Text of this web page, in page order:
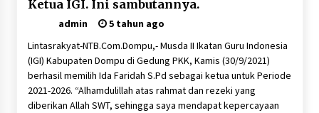
Ketua IGI. Ini sambutannya.
admin
5 tahun ago
Lintasrakyat-NTB.Com.Dompu,- Musda II Ikatan Guru Indonesia
(IGI) Kabupaten Dompu di Gedung PKK, Kamis (30/9/2021)
berhasil memilih Ida Faridah S.Pd sebagai ketua untuk Periode
2021-2026. “Alhamdulillah atas rahmat dan rezeki yang
diberikan Allah SWT, sehingga saya mendapat kepercayaan